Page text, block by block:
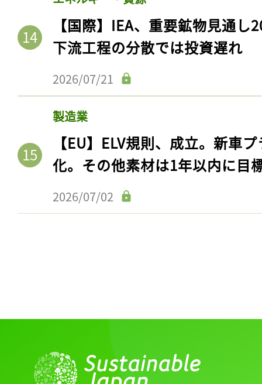
【国際】IEA、重要鉱物見通
下流工程の分散では投資遅れ
2026/07/21
製造業
【EU】ELV規則、成立。新車
化。その他素材は1年以内に目
2026/07/02
記事をお気に入りに